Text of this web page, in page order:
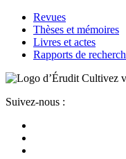
Revues
Thèses et mémoires
Livres et actes
Rapports de
Cultivez
Suivez-nous :